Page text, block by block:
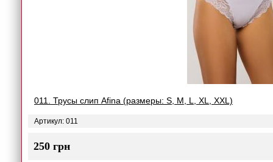
011. Трусы слип Afina (размеры: S, M, L, XL, XXL)
Артикул: 011
250 грн